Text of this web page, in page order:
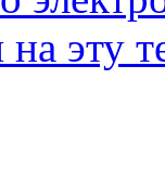
на эту